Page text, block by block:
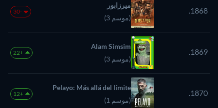
1868.
ميرزابور
(موسم 3)
-30
1869.
Alam Simsim
(موسم 3)
+22
1870.
Pelayo: Más allá del límite
(موسم 1)
+12